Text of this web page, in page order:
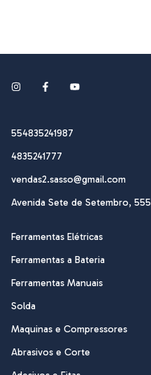
554835241987
4835241777
vendas2.sasso@gmail.com
Avenida Sete de Setembro, 555
Ferramentas Elétricas
Ferramentas a Bateria
Ferramentas Manuais
Solda
Maquinas e Compressores
Abrasivos e Corte